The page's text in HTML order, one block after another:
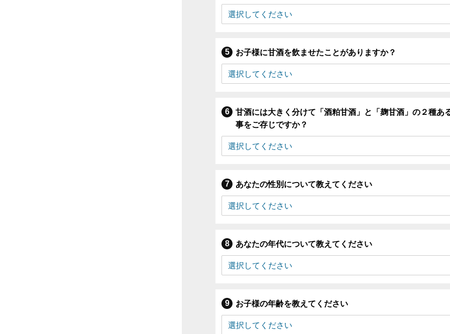
お子様に甘酒を飲ませたことがありますか？
甘酒には大きく分けて「酒粕甘酒」と「麹甘酒」の２種あ
事をご存じですか？
あなたの性別について教えてください
あなたの年代について教えてください
お子様の年齢を教えてください